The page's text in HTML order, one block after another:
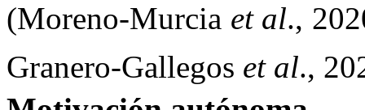
(Moreno-Murcia et al.,
Granero-Gallegos et al.,